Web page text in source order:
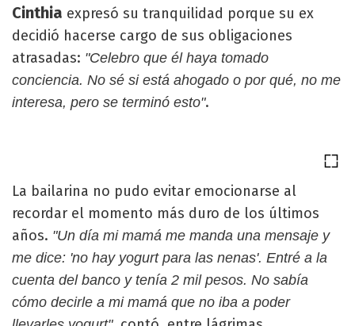
Cinthia expresó su tranquilidad porque su ex
decidió hacerse cargo de sus obligaciones
atrasadas: "Celebro que él haya tomado
conciencia. No sé si está ahogado o por qué, no me
interesa, pero se terminó esto".
La bailarina no pudo evitar emocionarse al
recordar el momento más duro de los últimos
años. "Un día mi mamá me manda una mensaje y
me dice: 'no hay yogurt para las nenas'. Entré a la
cuenta del banco y tenía 2 mil pesos. No sabía
cómo decirle a mi mamá que no iba a poder